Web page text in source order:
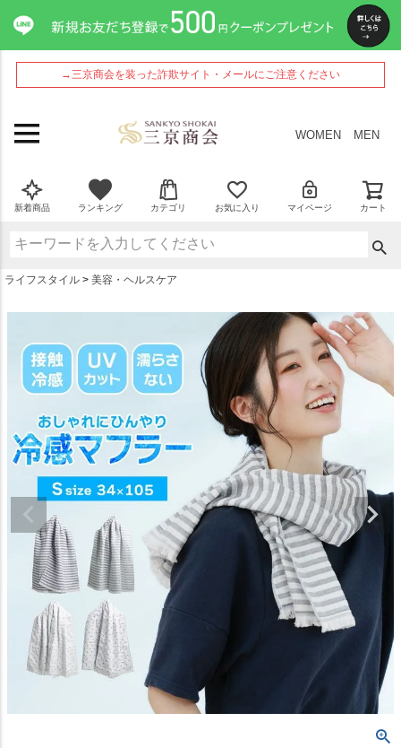
→三京商会を装った詐欺サイト・メールにご注意ください
WOMEN MEN
新着商品 ランキング カテゴリ お気に入り マイページ カート
ライフスタイル 美容・ヘルスケア
ペー
ジト
ップ
へ